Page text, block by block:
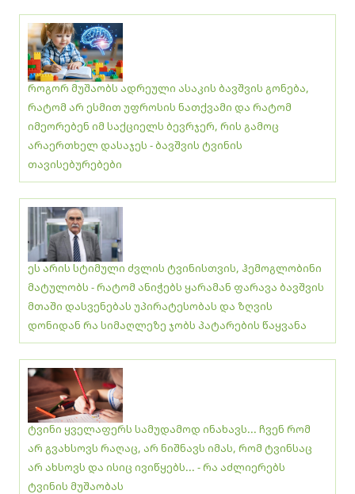
როგორ მუშაობს ადრეული ასაკის ბავშვის გონება,
რატომ არ ესმით უფროსის ნათქვამი და რატომ
იმეორებენ იმ საქციელს ბევრჯერ, რის გამოც
არაერთხელ დასაჯეს - ბავშვის ტვინის
თავისებურებები
ეს არის სტიმული ძვლის ტვინისთვის, ჰემოგლობინი
მატულობს - რატომ ანიჭებს ყარამან ფარავა ბავშვის
მთაში დასვენებას უპირატესობას და ზღვის
დონიდან რა სიმაღლეზე ჯობს პატარების წაყვანა
ტვინი ყველაფერს სამუდამოდ ინახავს... ჩვენ რომ
არ გვახსოვს რაღაც, არ ნიშნავს იმას, რომ ტვინსაც
არ ახსოვს და ისიც ივიწყებს... - რა აძლიერებს
ტვინის მუშაობას